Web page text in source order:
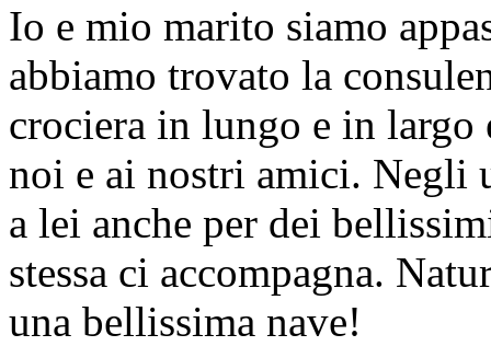
Io e mio marito siamo
abbiamo trovato la
crociera in lungo e in largo
noi e ai nostri amici.
a lei anche per dei
stessa ci accompagna.
una bellissima nave!